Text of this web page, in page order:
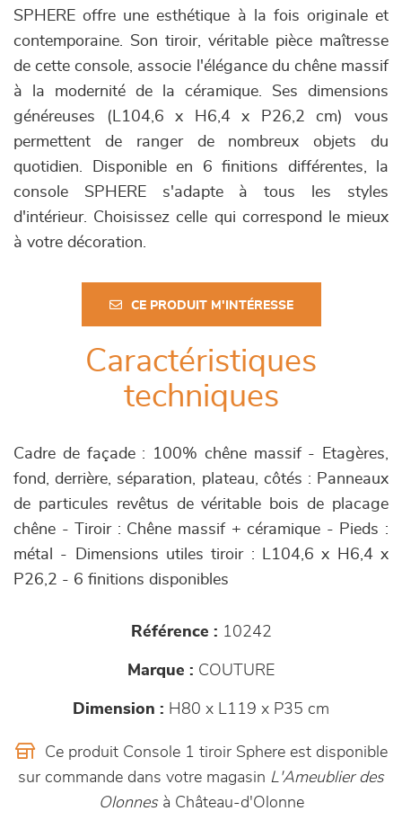
SPHERE offre une esthétique à la fois originale et
contemporaine. Son tiroir, véritable pièce maîtresse
de cette console, associe l'élégance du chêne massif
à la modernité de la céramique. Ses dimensions
généreuses (L104,6 x H6,4 x P26,2 cm) vous
permettent de ranger de nombreux objets du
quotidien. Disponible en 6 finitions différentes, la
console SPHERE s'adapte à tous les styles
d'intérieur. Choisissez celle qui correspond le mieux
à votre décoration.
CE PRODUIT M'INTÉRESSE
Caractéristiques
techniques
Cadre de façade : 100% chêne massif - Etagères,
fond, derrière, séparation, plateau, côtés : Panneaux
de particules revêtus de véritable bois de placage
chêne - Tiroir : Chêne massif + céramique - Pieds :
métal - Dimensions utiles tiroir : L104,6 x H6,4 x
P26,2 - 6 finitions disponibles
Référence : 10242
Marque : COUTURE
Dimension : H80 x L119 x P35 cm
Ce produit Console 1 tiroir Sphere est disponible
sur commande dans votre magasin L'Ameublier des
Olonnesà Château-d'Olonne